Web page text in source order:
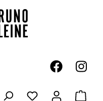
Du hast 0